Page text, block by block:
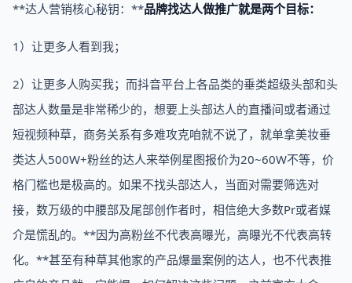
**达人营销核心秘钥：**品牌找达人做推广就是两个目标：
1）让更多人看到我；
2）让更多人购买我；而抖音平台上各品类的垂类超级头部和头
部达人数量是非常稀少的，想要上头部达人的直播间或者通过
短视频种草，商务关系有多难攻克咱就不说了，就单拿美妆垂
类达人500W+粉丝的达人来举例星图报价为20~60W不等，价
格门槛也是极高的。如果不找头部达人，当面对需要筛选对
接，数万级的中腰部及尾部创作者时，相信绝大多数Pr或者媒
介是慌乱的。**因为高粉丝不代表高曝光，高曝光不代表高转
化。**甚至有种草其他家的产品爆量案例的达人，也不代表推